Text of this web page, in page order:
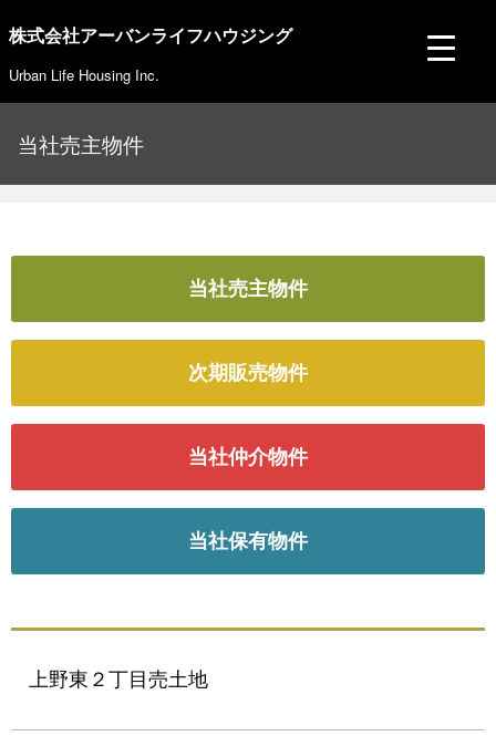
株式会社アーバンライフハウジング
Urban Life Housing Inc.
当社売主物件
当社売主物件
次期販売物件
当社仲介物件
当社保有物件
上野東２丁目売土地